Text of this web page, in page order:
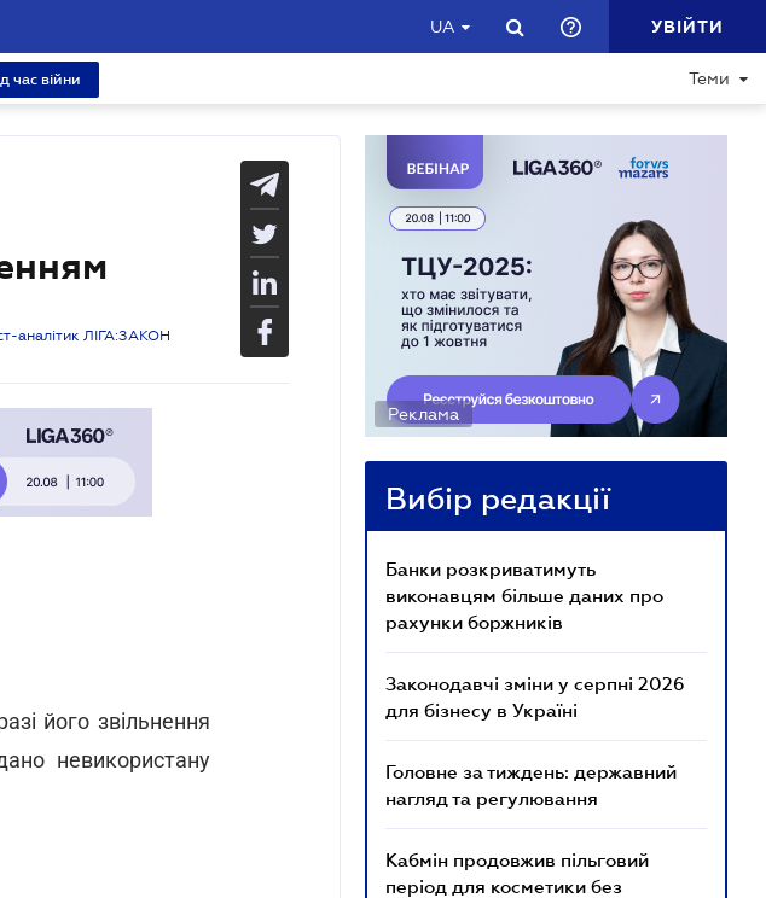
UA УВІЙТИ
час війни Теми
аналітик ЛІГА:ЗАКОН
його звільнення
невикористану
Реклама
Вибір редакції
Банки розкриватимуть
виконавцям більше даних про
рахунки боржників
Законодавчі зміни у серпні 2026
для бізнесу в Україні
Головне за тиждень: державний
нагляд та регулювання
Кабмін продовжив пільговий
період для косметики без